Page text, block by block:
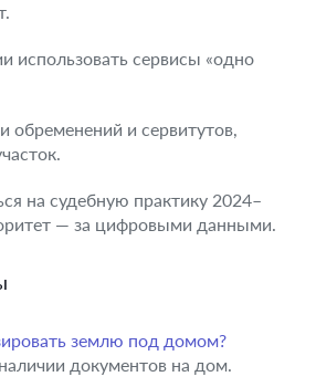
использовать сервисы «одно
обременений и сервитутов,
на судебную практику 2024–
— за цифровыми данными.
землю под домом?
документов на дом.